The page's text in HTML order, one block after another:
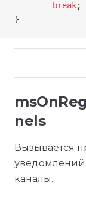
        break
;
}
nels
Вызывается
каналы.